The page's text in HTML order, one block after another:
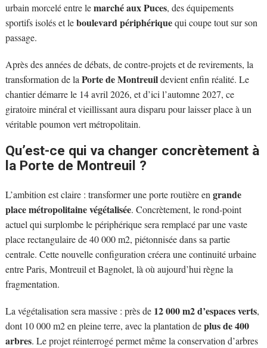
urbain morcelé entre lemarché aux Puces, des équipements
sportifs isolés et leboulevard périphériquequi coupe tout sur son
passage.
Après des années de débats, de contre-projets et de revirements, la
transformation de la Porte de Montreuildevient enfin réalité. Le
chantier démarre le 14 avril 2026, et d’ici l’automne 2027, ce
giratoire minéral et vieillissant aura disparu pour laisser place à un
véritable poumon vert métropolitain.
Qu’est-ce qui va changer concrètement à
la Porte de Montreuil ?
L’ambition est claire : transformer une porte routière en grande
place métropolitaine végétalisée. Concrètement, le rond-point
actuel qui surplombe le périphérique sera remplacé par une vaste
place rectangulaire de 40 000 m2, piétonnisée dans sa partie
centrale. Cette nouvelle configuration créera une continuité urbaine
entre Paris, Montreuil et Bagnolet, là où aujourd’hui règne la
fragmentation.
La végétalisation sera massive : près de 12 000 m2 d’espaces verts,
dont 10 000 m2 en pleine terre, avec la plantation deplus de 400
arbres. Le projet réinterrogé permet même la conservation d’arbres